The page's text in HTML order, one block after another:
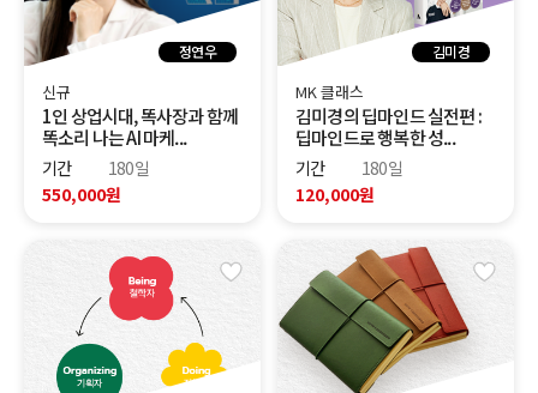
정연우
신규
1인 상업시대, 똑사장과 함께
똑소리 나는 AI 마케...
기간
180일
550,000원
김미경
MK 클래스
김미경의 딥마인드 실전편 :
딥마인드로 행복한 성...
기간
180일
120,000원